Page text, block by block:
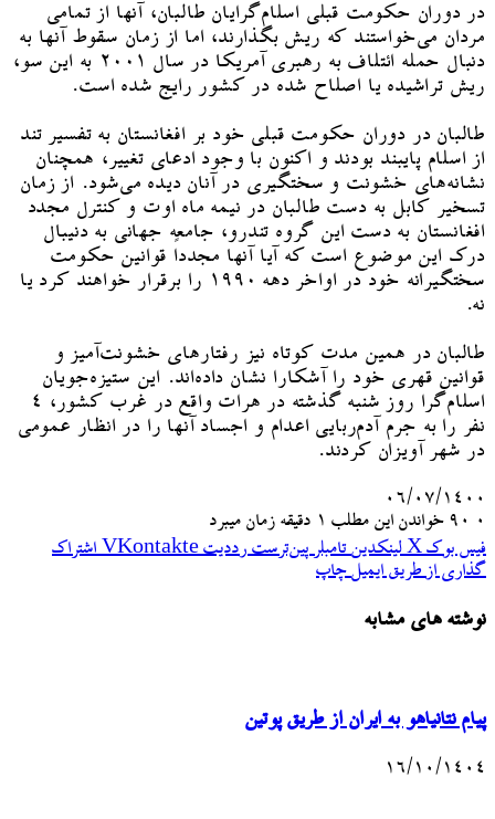
در دوران حکومت قبلی اسلام‌گرایان طالبان، آنها از تمامی
مردان می‌خواستند که ریش بگذارند، اما از زمان سقوط آنها به
دنبال حمله ائتلاف به رهبری آمریکا در سال ۲۰۰۱ به این سو،
ریش تراشیده یا اصلاح شده در کشور رایج شده است.
طالبان در دوران حکومت قبلی خود بر افغانستان به تفسیر تند
از اسلام پایبند بودند و اکنون با وجود ادعای تغییر، همچنان
نشانه‌های خشونت و سختگیری در آنان دیده می‌شود. از زمان
تسخیر کابل به دست طالبان در نیمه ماه اوت و کنترل مجدد
افغانستان به دست این گروه تندرو، جامعه جهانی به دنیبال
درک این موضوع است که آیا آنها مجدداً قوانین حکومت
سختگیرانه خود در اواخر دهه ۱۹۹۰ را برقرار خواهند کرد یا
نه.
طالبان در همین مدت کوتاه نیز رفتارهای خشونت‌آمیز و
قوانین قهری خود را آشکارا نشان داده‌اند. این ستیزه‌جویان
اسلام‌گرا روز شنبه گذشته در هرات واقع در غرب کشور، ۴
نفر را به جرم آدم‌ربایی اعدام و اجساد آنها را در انظار عمومی
در شهر آویزان کردند.
۰۶/۰۷/۱۴۰۰
۰
خواندن این مطلب 1 دقیقه زمان میبرد
فیس بوک X لینکدین ‫تامبلر ‫پین‌ترست ‫رددیت ‫VKontakte اشتراک
گذاری از طریق ایمیل چاپ
نوشته های مشابه
پیام نتانیاهو به ایران از طریق پوتین
۱۶/۱۰/۱۴۰۴